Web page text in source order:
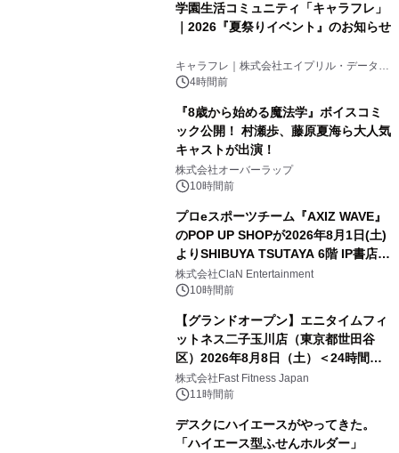
学園生活コミュニティ「キャラフレ」
｜2026『夏祭りイベント』のお知らせ
キャラフレ｜株式会社エイプリル・データ・
デザインズ
4時間前
『8歳から始める魔法学』ボイスコミ
ック公開！ 村瀬歩、藤原夏海ら大人気
キャストが出演！
株式会社オーバーラップ
10時間前
プロeスポーツチーム『AXIZ WAVE』
のPOP UP SHOPが2026年8月1日(土)
よりSHIBUYA TSUTAYA 6階 IP書店で
開催決定！！
株式会社ClaN Entertainment
10時間前
【グランドオープン】エニタイムフィ
ットネス二子玉川店（東京都世田谷
区）2026年8月8日（土）＜24時間年
中無休のフィットネスジム＞
株式会社Fast Fitness Japan
11時間前
デスクにハイエースがやってきた。
「ハイエース型ふせんホルダー」